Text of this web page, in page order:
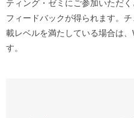
ティング・ゼミにご参加いただ
フィードバックが得られます。
載レベルを満たしている場合は
す。